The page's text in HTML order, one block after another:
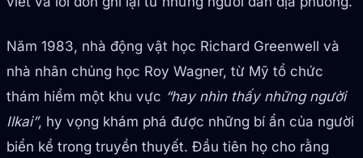
Năm 1983, nhà động vật học Richard Greenwell và
nhà nhân chủng học Roy Wagner, từ Mỹ tổ chức
thám hiểm một khu vực “hay nhìn thấy những người
Ilkai”, hy vọng khám phá được những bí ẩn của người
biển kể trong truyền thuyết. Đầu tiên họ cho rằng